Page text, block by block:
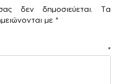
δεν δημοσιεύεται.
Τα
με *
*